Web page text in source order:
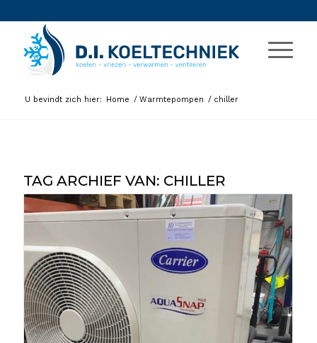
U bevindt zich hier: Home / Warmtepompen / chiller
TAG ARCHIEF VAN: CHILLER